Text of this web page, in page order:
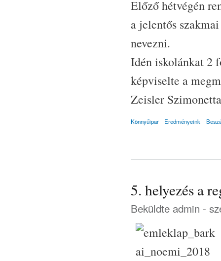
Előző hétvégén
a jelentős
nevezni.
Idén iskolánkat 2
képviselte a
Zeisler
Könnyűipar Eredményeink
5. helyezés a
Beküldte admin -